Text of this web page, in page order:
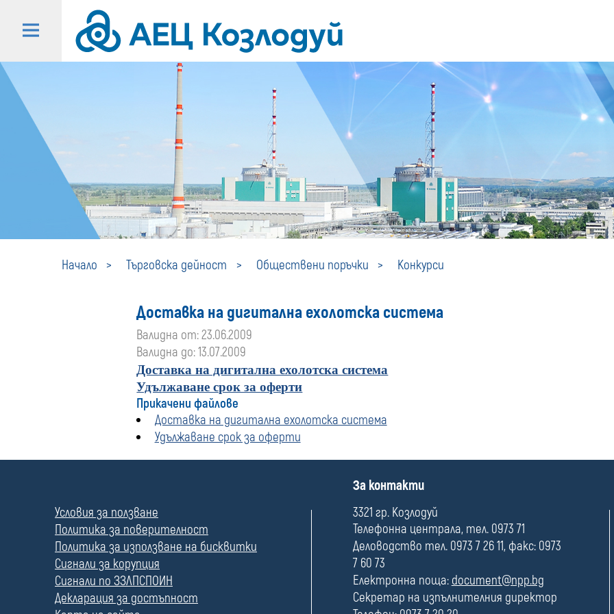
Начало Търговска дейност Обществени поръчки Конкурси
Доставка на дигитална ехолотска система
Валидна от: 23.06.2009
Валидна до: 13.07.2009
Доставка на дигитална ехолотска система
Удължаване срок за оферти
Прикачени файлове
Доставка на дигитална ехолотска система
Удължаване срок за оферти
л
е
Условия за ползване
Политика за поверителност
Политика за използване на бисквитки
Сигнали за корупция
Сигнали по ЗЗЛПСПОИН
Декларация за достъпност
П
л
е
За контакти
3321 гр. Козлодуй
Телефонна централа, тел. 0973 71
Деловодство тел. 0973 7 26 11, факс: 0973
7 60 73
Електронна поща: document@npp.bg
Секретар на изпълнителния директор